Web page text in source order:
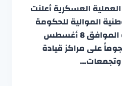
العسكرية أعلنت
الموالية للحكومة
اليمنية، يوم السبت الموافق 8 أغسطس
هجوماً على مراكز قيادة